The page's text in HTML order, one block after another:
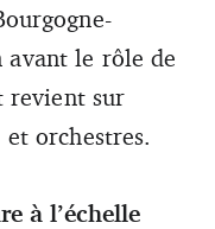
Franche-Comté
en milieu rural et
et orchestres.
avant le rôle de
revient sur
et orchestres.
à l’échelle